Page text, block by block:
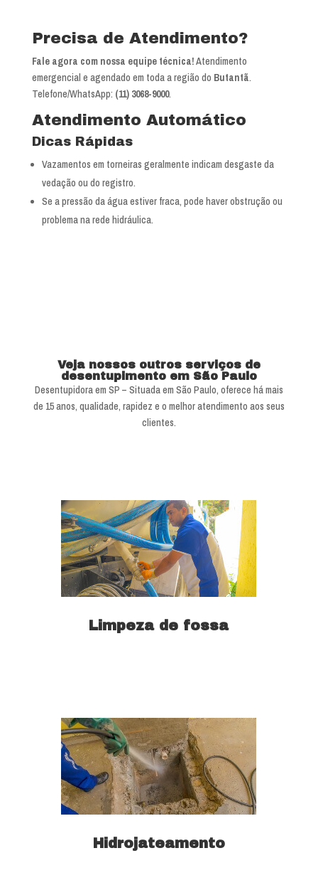
Precisa de Atendimento?
Fale agora com nossa equipe técnica!Atendimento
emergencial e agendado em toda a região do Butantã.
Telefone/WhatsApp: (11) 3068-9000.
Atendimento Automático
Dicas Rápidas
Vazamentos em torneiras geralmente indicam desgaste da
vedação ou do registro.
Se a pressão da água estiver fraca, pode haver obstrução ou
problema na rede hidráulica.
Veja nossos outros serviços de
desentupimento em São Paulo
Desentupidora em SP – Situada em São Paulo, oferece há mais
de 15 anos, qualidade, rapidez e o melhor atendimento aos seus
clientes.
Limpeza de fossa
Hidrojateamento